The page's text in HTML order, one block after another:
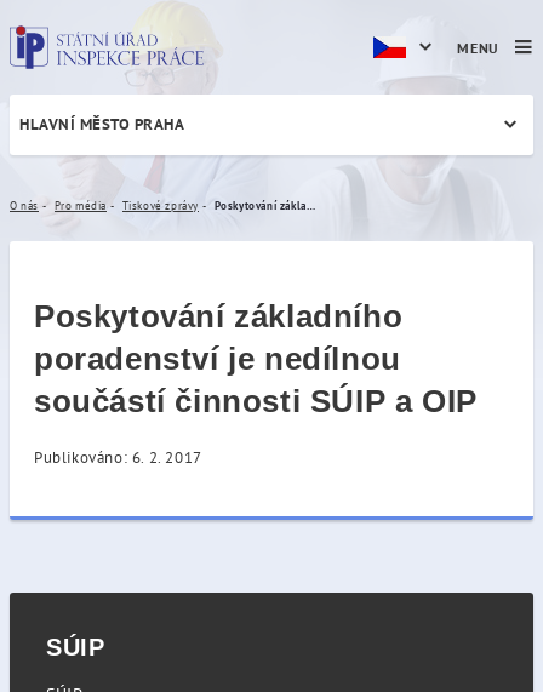
Poskytování základního
HLAVNÍ MĚSTO PRAHA
O nás Pro média Tiskové zprávy
Poskytování základního
poradenství je nedílnou
součástí činnosti SÚIP a OIP
Publikováno: 6. 2. 2017
MENU
SÚIP